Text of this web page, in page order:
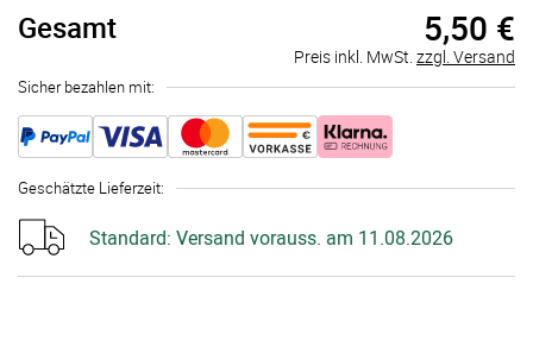
Gesamt 5,50 €
Preis inkl. MwSt. zzgl. Versand
Sicher bezahlen mit:
Geschätzte Lieferzeit:
Standard: Versand vorauss. am 11.08.2026